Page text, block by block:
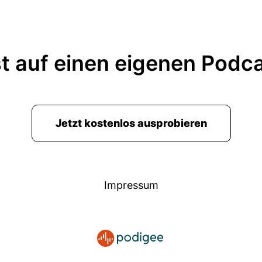
auf einen eigenen
Jetzt kostenlos ausprobieren
Impressum